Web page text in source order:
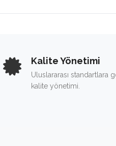
Kalite Yönetimi
Uluslararası standartlara
kalite yönetimi.